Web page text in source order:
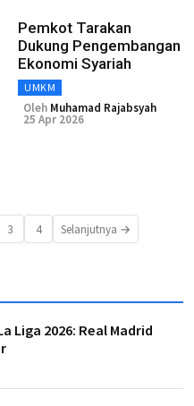
Pemkot Tarakan
Dukung Pengembangan
Ekonomi Syariah
UMKM
Oleh Muhamad Rajabsyah
25 Apr 2026
3 4 Selanjutnya →
Liga 2026: Real Madrid